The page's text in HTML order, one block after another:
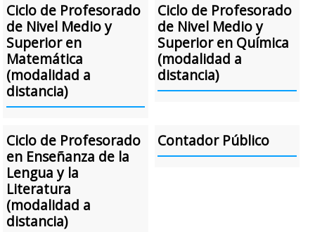
Ciclo de Profesorado
de Nivel Medio y
Superior en
Matemática
(modalidad a
distancia)
Ciclo de Profesorado
de Nivel Medio y
Superior en Química
(modalidad a
distancia)
Ciclo de Profesorado
en Enseñanza de la
Lengua y la
Literatura
(modalidad a
distancia)
Contador Público